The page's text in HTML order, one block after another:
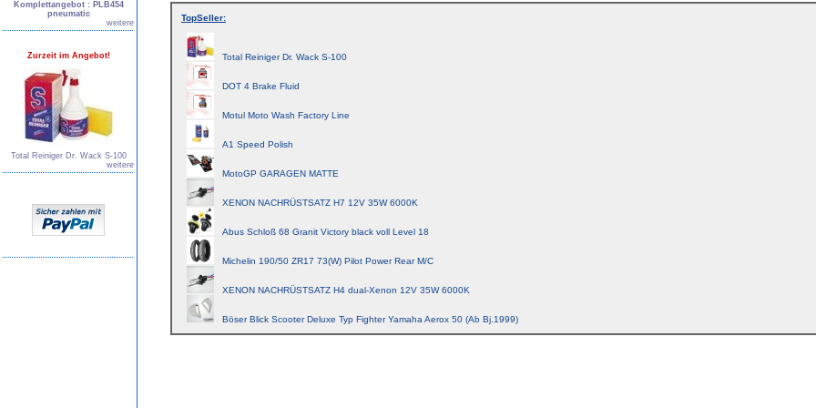
Komplettangebot : PLB454
pneumatic
weitere
Zurzeit im Angebot!
Total Reiniger Dr. Wack S-100
weitere
TopSeller:
Total Reiniger Dr. Wack S-100
DOT 4 Brake Fluid
Motul Moto Wash Factory Line
A1 Speed Polish
MotoGP GARAGEN MATTE
XENON NACHRÜSTSATZ H7 12V 35W 6000K
Abus Schloß 68 Granit Victory black voll Level 18
Michelin 190/50 ZR17 73(W) Pilot Power Rear M/C
XENON NACHRÜSTSATZ H4 dual-Xenon 12V 35W 6000K
Böser Blick Scooter Deluxe Typ Fighter Yamaha Aerox 50 (Ab Bj.1999)